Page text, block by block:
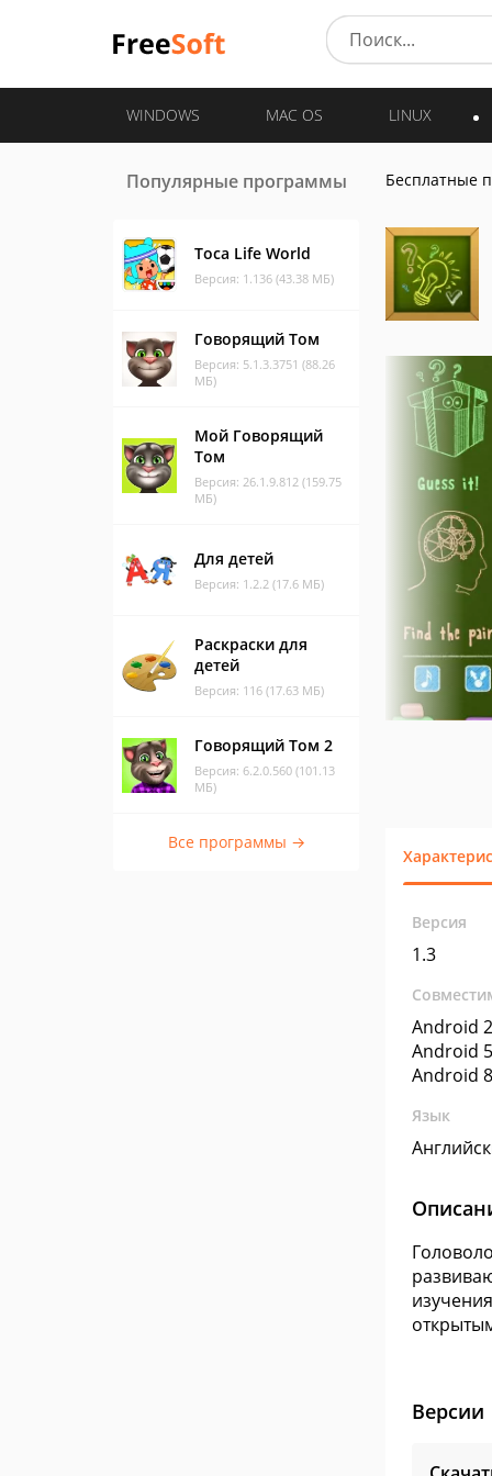
WINDOWS MAC OS LINUX
Популярные программы
Toca Life World
Версия: 1.136 (43.38 МБ)
Говорящий Том
Версия: 5.1.3.3751 (88.26
МБ)
Мой Говорящий
Том
Версия: 26.1.9.812 (159.75
МБ)
Для детей
Версия: 1.2.2 (17.6 МБ)
Раскраски для
детей
Версия: 116 (17.63 МБ)
Говорящий Том 2
Версия: 6.2.0.560 (101.13
МБ)
Все программы →
Бесплатные
Версия
1.3
Android
Android
Android
Язык
Версии